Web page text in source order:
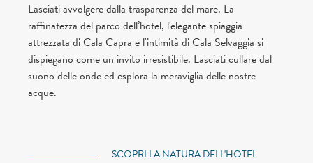
Lasciati avvolgere dalla trasparenza del mare. La
raffinatezza del parco dell’hotel, l'elegante spiaggia
attrezzata di Cala Capra e l'intimità di Cala Selvaggia si
dispiegano come un invito irresistibile. Lasciati cullare dal
suono delle onde ed esplora la meraviglia delle nostre
acque.
SCOPRI LA NATURA DELL'HOTEL